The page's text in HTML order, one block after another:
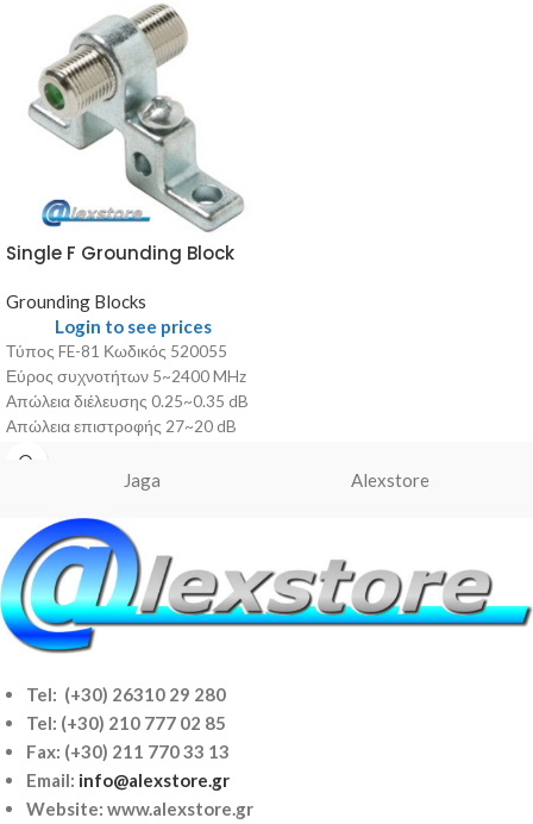
Single F Grounding Block
Grounding Blocks
Login to see prices
Τύπος FE-81 Κωδικός 520055
Εύρος συχνοτήτων 5~2400 MHz
Απώλεια διέλευσης 0.25~0.35 dB
Απώλεια επιστροφής 27~20 dB
Θωράκιση EMI 90 dB Σύνθετη
αντίσταση 75 Ohm Συνδετήρες
Jaga Alexstore
Tel: (+30) 26310 29 280
Tel: (+30) 210 777 02 85
Fax: (+30) 211 770 33 13
Email: info@alexstore.gr
Website: www.alexstore.gr